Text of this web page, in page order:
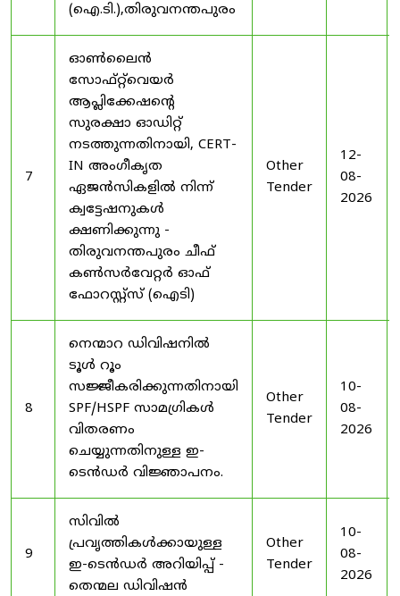
(ഐ.ടി.),തിരുവനന്തപുരം
7
ഓൺലൈൻ
സോഫ്റ്റ്‌വെയർ
ആപ്ലിക്കേഷന്റെ
സുരക്ഷാ ഓഡിറ്റ്
നടത്തുന്നതിനായി, CERT-
IN അംഗീകൃത
ഏജൻസികളിൽ നിന്ന്
ക്വട്ടേഷനുകൾ
ക്ഷണിക്കുന്നു -
തിരുവനന്തപുരം ചീഫ്
കൺസർവേറ്റർ ഓഫ്
ഫോറസ്റ്റ്സ് (ഐടി)
Other
Tender
12-
08-
2026
8
നെന്മാറ ഡിവിഷനിൽ
ടൂൾ റൂം
സജ്ജീകരിക്കുന്നതിനായി
SPF/HSPF സാമഗ്രികൾ
വിതരണം
ചെയ്യുന്നതിനുള്ള ഇ-
ടെൻഡർ വിജ്ഞാപനം.
Other
Tender
10-
08-
2026
9
സിവിൽ
പ്രവൃത്തികൾക്കായുള്ള
ഇ-ടെൻഡർ അറിയിപ്പ് -
തെന്മല ഡിവിഷൻ
Other
Tender
10-
08-
2026